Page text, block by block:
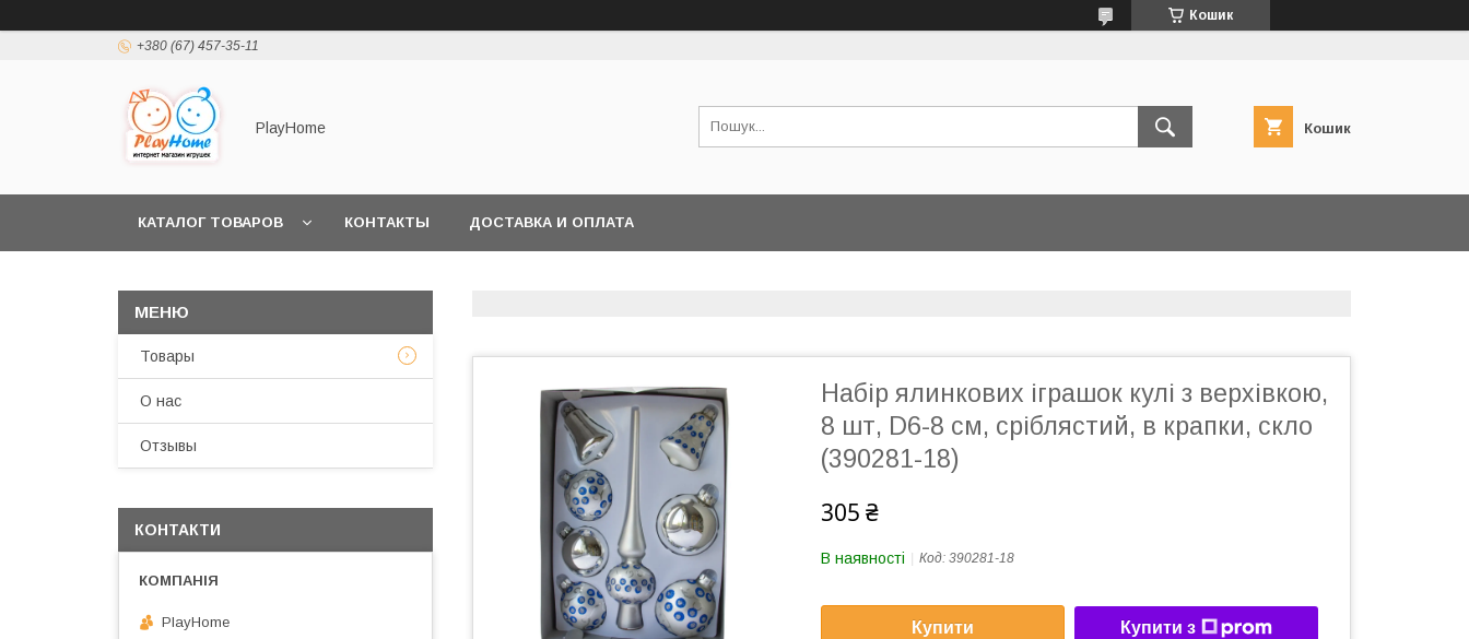
Кошик
+380 (67) 457-35-11
PlayHome Кошик
КАТАЛОГ ТОВАРОВ КОНТАКТЫ ДОСТАВКА И ОПЛАТА
Набір ялинкових іграшок кулі з верхівкою,
8 шт, D6-8 см, сріблястий, в крапки, скло
(390281-18)
305 ₴
В наявності Код: 390281-18
Купити Купити з
Товары
О нас
Отзывы
КОНТАКТИ
PlayHome